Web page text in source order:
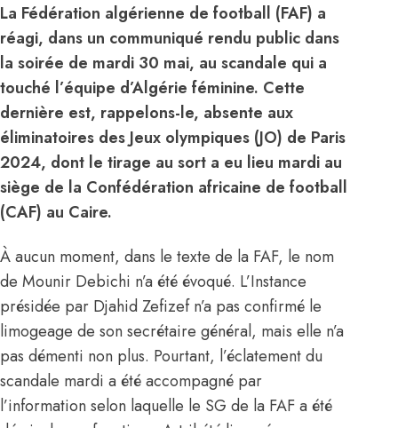
La Fédération algérienne de football (FAF) a
réagi, dans un communiqué rendu public dans
la soirée de mardi 30 mai, au scandale qui a
touché l’équipe d’Algérie féminine. Cette
dernière est, rappelons-le, absente aux
éliminatoires des Jeux olympiques (JO) de Paris
2024, dont le tirage au sort a eu lieu mardi au
siège de la Confédération africaine de football
(CAF) au Caire.
À aucun moment, dans le texte de la FAF, le nom
de Mounir Debichi n’a été évoqué. L’Instance
présidée par Djahid Zefizef n’a pas confirmé le
limogeage de son secrétaire général, mais elle n’a
pas démenti non plus. Pourtant, l’éclatement du
scandale mardi a été accompagné par
l’information selon laquelle le SG de la FAF a été